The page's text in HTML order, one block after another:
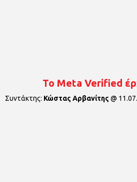
Το Meta Verified
Συντάκτης: Κώστας Αρβανίτης @